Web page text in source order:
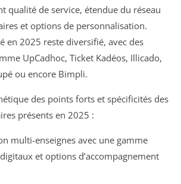
qualité de service, étendue du réseau
et options de personnalisation.
en 2025 reste diversifié, avec des
UpCadhoc, Ticket Kadéos, Illicado,
ou encore Bimpli.
des points forts et spécificités des
présents en 2025 :
multi-enseignes avec une gamme
et options d’accompagnement